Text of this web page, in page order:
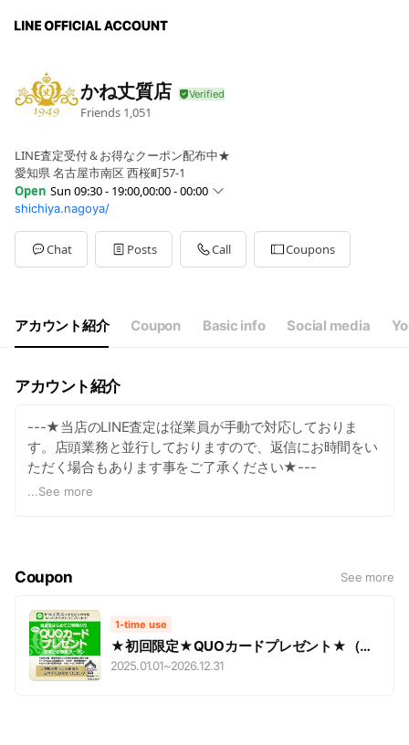
かね丈質店
Friends 1,051
LINE査定受付＆お得なクーポン配布中★
愛知県 名古屋市南区 西桜町57-1
Open Sun 09:30 - 19:00,00:00 - 00:00
Sun09:30 - 19:00,00:00 - 00:00
Mon09:30 - 19:00,00:00 - 00:00
Tue09:30 - 19:00,00:00 - 00:00
Wed09:30 - 19:00,00:00 - 00:00
09:30 - 19:00,00:00 - 00:00
毎月7・16・17・27日定休 （年始・盆休みあり）
shichiya.nagoya/
Chat Posts Call Coupons
アカウント紹介 Coupon Basic info Social media
アカウント紹介
---★当店のLINE査定は従業員が手動で対応しておりま
す。店頭業務と並行しておりますので、返信にお時間をい
ただく場合もあります事をご了承ください★---
お客様お一人お一人のご要望にお答えすることを第一の目
標とし、心からご満足され笑顔でお帰り頂ける質屋を目指
して日々奮闘しております。
女性店主がお客様の立場に立って丁寧に対応させていただ
...See more
Coupon See more
1-time use
★初回限定★QUOカードプレゼント★（※1
万円以上対象）
2025.01.01~2026.12.31